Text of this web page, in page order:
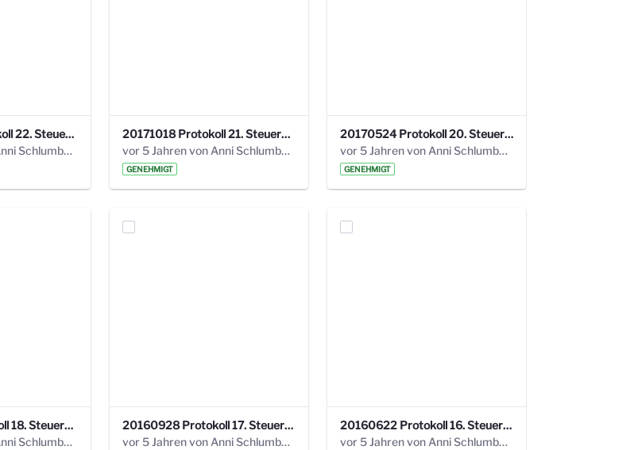
20180305 Protokoll 22. Steuerungskreis.pdf
vor 5 Jahren von Anni Schlumberger
20171018 Protokoll 21. Steuerungskreis.pdf
vor 5 Jahren von Anni Schlumberger
GENEHMIGT
20170524 Protokoll 20. Steuerungskreis.pdf
vor 5 Jahren von Anni Schlumberger
GENEHMIGT
20161130 Protokoll 18. Steuerungskreis.pdf
vor 5 Jahren von Anni Schlumberger
20160928 Protokoll 17. Steuerungskreis.pdf
vor 5 Jahren von Anni Schlumberger
20160622 Protokoll 16. Steuerungskreis.pdf
vor 5 Jahren von Anni Schlumberger